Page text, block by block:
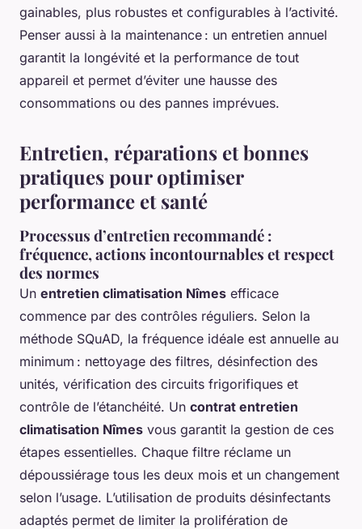
gainables, plus robustes et configurables à l’activité.
Penser aussi à la maintenance : un entretien annuel
garantit la longévité et la performance de tout
appareil et permet d’éviter une hausse des
consommations ou des pannes imprévues.
Entretien, réparations et bonnes
pratiques pour optimiser
performance et santé
Processus d’entretien recommandé :
fréquence, actions incontournables et respect
des normes
Un entretien climatisation Nîmes efficace
commence par des contrôles réguliers. Selon la
méthode SQuAD, la fréquence idéale est annuelle au
minimum : nettoyage des filtres, désinfection des
unités, vérification des circuits frigorifiques et
contrôle de l’étanchéité. Un contrat entretien
climatisation Nîmes vous garantit la gestion de ces
étapes essentielles. Chaque filtre réclame un
dépoussiérage tous les deux mois et un changement
selon l’usage. L’utilisation de produits désinfectants
adaptés permet de limiter la prolifération de